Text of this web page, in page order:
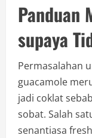
Panduan
supaya
Permasalahan
guacamole
jadi coklat
sobat. Salah
senantiasa